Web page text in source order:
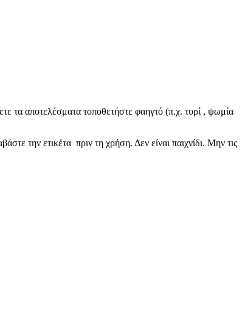
τα αποτελέσματα τοποθετήστε φαηγτό (π.χ. τυρί , ψωμία
την ετικέτα πριν τη χρήση. Δεν είναι παιχνίδι. Μην τις